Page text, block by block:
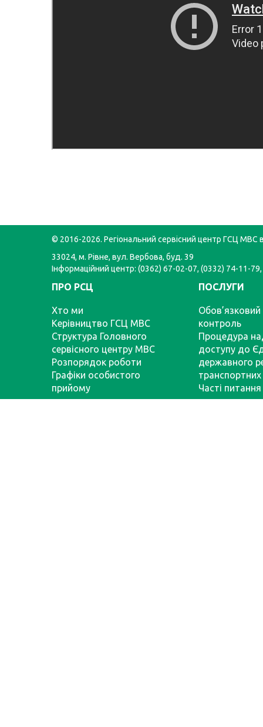
© 2016-2026. Регіональний сервісний центр ГСЦ МВС
33024, м. Рівне, вул. Вербова, буд. 39
Інформаційний центр: (0362) 67-02-07, (0332) 74-11-
ПРО РСЦ
Хто ми
Керівництво ГСЦ МВС
Структура Головного
сервісного центру МВС
Розпорядок роботи
Графіки особистого
прийому
ПОСЛУГИ
Обов’язковий
контроль
Процедура
доступу до
державного
транспортних
Часті питання